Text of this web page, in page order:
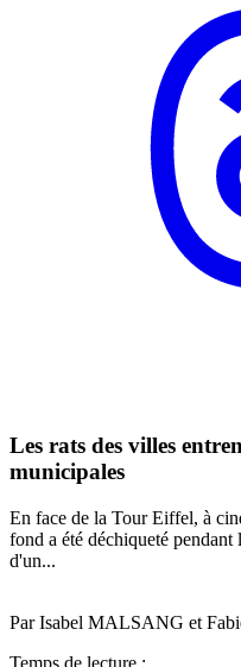
Les rats des villes
municipales
En face de la Tour Eiffel, à
fond a été déchiqueté
d'un...
Par Isabel MALSANG et
Temps de lecture :